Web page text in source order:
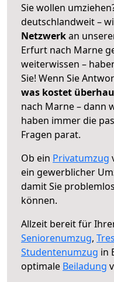
Sie wollen
deutschlandweit –
Netzwerkan
Erfurt nach Marne
weiterwissen –
Sie! Wenn Sie
was kostet
nach Marne – dann
haben immer die
Fragen parat.
Ob ein Privatumzug
ein gewerblicher
damit Sie
können.
Allzeit bereit für
Seniorenumzug,
Studentenumzug in
optimale Beiladung